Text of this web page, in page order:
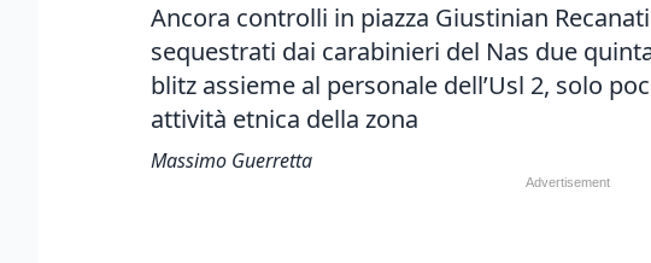
Ancora controlli in piazza Giustinian
sequestrati dai carabinieri del Nas due
blitz assieme al personale dell’Usl 2, solo
attività etnica della zona
Massimo Guerretta